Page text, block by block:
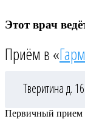
Этот врач
Приём в «
Тверитина д. 16
Первичный прием